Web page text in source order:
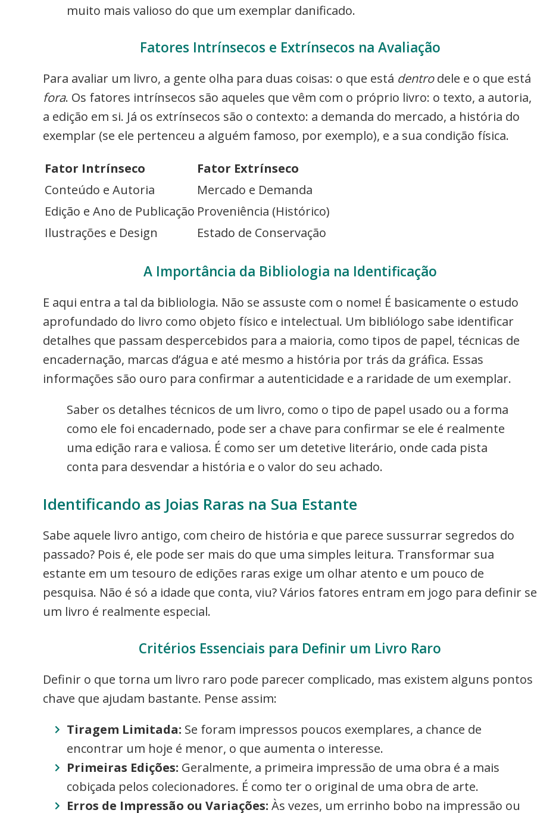
muito mais valioso do que um exemplar danificado.
Fatores Intrínsecos e Extrínsecos na Avaliação
Para avaliar um livro, a gente olha para duas coisas: o que está dentrodele e o que está
fora. Os fatores intrínsecos são aqueles que vêm com o próprio livro: o texto, a autoria,
a edição em si. Já os extrínsecos são o contexto: a demanda do mercado, a história do
exemplar (se ele pertenceu a alguém famoso, por exemplo), e a sua condição física.
Fator Intrínseco
Fator Extrínseco
Conteúdo e Autoria
Mercado e Demanda
Edição e Ano de Publicação Proveniência (Histórico)
Ilustrações e Design
Estado de Conservação
A Importância da Bibliologia na Identificação
E aqui entra a tal da bibliologia. Não se assuste com o nome! É basicamente o estudo
aprofundado do livro como objeto físico e intelectual. Um bibliólogo sabe identificar
detalhes que passam despercebidos para a maioria, como tipos de papel, técnicas de
encadernação, marcas d’água e até mesmo a história por trás da gráfica. Essas
informações são ouro para confirmar a autenticidade e a raridade de um exemplar.
Saber os detalhes técnicos de um livro, como o tipo de papel usado ou a forma
como ele foi encadernado, pode ser a chave para confirmar se ele é realmente
uma edição rara e valiosa. É como ser um detetive literário, onde cada pista
conta para desvendar a história e o valor do seu achado.
Identificando as Joias Raras na Sua Estante
Sabe aquele livro antigo, com cheiro de história e que parece sussurrar segredos do
passado? Pois é, ele pode ser mais do que uma simples leitura. Transformar sua
estante em um tesouro de edições raras exige um olhar atento e um pouco de
pesquisa. Não é só a idade que conta, viu? Vários fatores entram em jogo para definir se
um livro é realmente especial.
Critérios Essenciais para Definir um Livro Raro
Definir o que torna um livro raro pode parecer complicado, mas existem alguns pontos
chave que ajudam bastante. Pense assim:
Tiragem Limitada: Se foram impressos poucos exemplares, a chance de
encontrar um hoje é menor, o que aumenta o interesse.
Primeiras Edições: Geralmente, a primeira impressão de uma obra é a mais
cobiçada pelos colecionadores. É como ter o original de uma obra de arte.
Erros de Impressão ou Variações: Às vezes, um errinho bobo na impressão ou